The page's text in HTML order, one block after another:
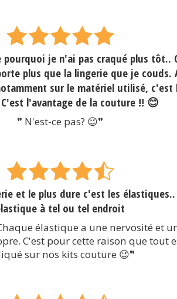
pourquoi je n'ai pas craqué plus tôt..
plus que la lingerie que je couds.
sur le matériel utilisé, c'est
l'avantage de la couture !! 😊
❞ N'est-ce pas? 😉❞
et le plus dure c'est les
à tel ou tel endroit
élastique a une nervosité et
C'est pour cette raison que tout
sur nos kits couture 😉❞